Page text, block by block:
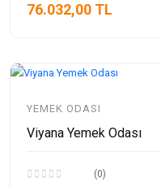
76.032,00 TL
YEMEK ODASI
Viyana Yemek Odası
(0)